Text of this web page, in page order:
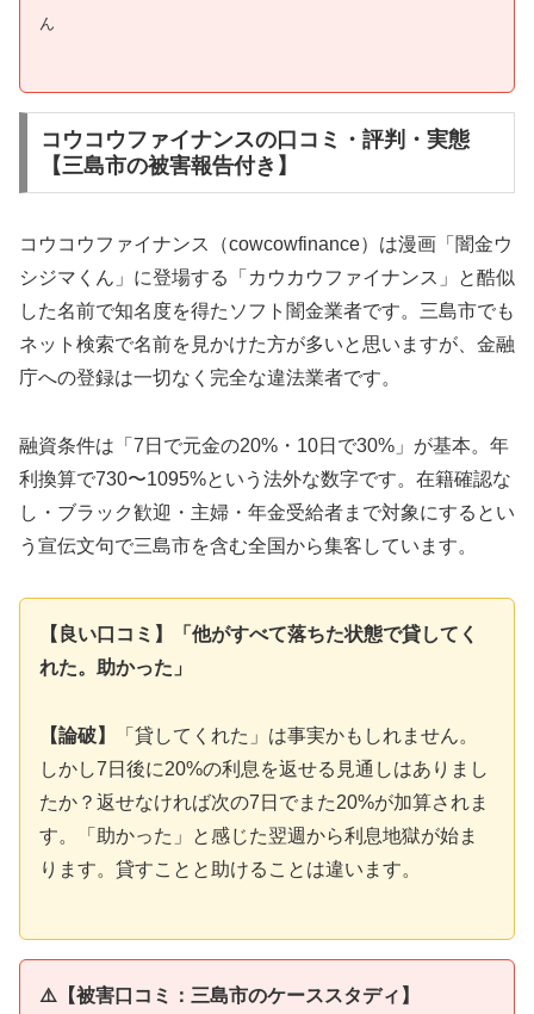
ん
コウコウファイナンスの口コミ・評判・実態
【三島市の被害報告付き】
コウコウファイナンス（cowcowfinance）は漫画「闇金ウ
シジマくん」に登場する「カウカウファイナンス」と酷似
した名前で知名度を得たソフト闇金業者です。三島市でも
ネット検索で名前を見かけた方が多いと思いますが、金融
庁への登録は一切なく完全な違法業者です。
融資条件は「7日で元金の20%・10日で30%」が基本。年
利換算で730〜1095%という法外な数字です。在籍確認な
し・ブラック歓迎・主婦・年金受給者まで対象にするとい
う宣伝文句で三島市を含む全国から集客しています。
【良い口コミ】「他がすべて落ちた状態で貸してく
れた。助かった」
【論破】
「貸してくれた」は事実かもしれません。
しかし7日後に20%の利息を返せる見通しはありまし
たか？返せなければ次の7日でまた20%が加算されま
す。「助かった」と感じた翌週から利息地獄が始ま
ります。貸すことと助けることは違います。
⚠️【被害口コミ：三島市のケーススタディ】